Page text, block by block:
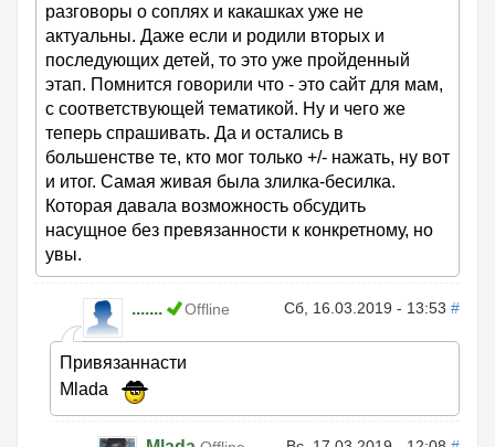
разговоры о соплях и какашках уже не
актуальны. Даже если и родили вторых и
последующих детей, то это уже пройденный
этап. Помнится говорили что - это сайт для мам,
с соответствующей тематикой. Ну и чего же
теперь спрашивать. Да и остались в
большенстве те, кто мог только +/- нажать, ну вот
и итог. Самая живая была злилка-бесилка.
Которая давала возможность обсудить
насущное без превязанности к конкретному, но
увы.
....... Offline Сб, 16.03.2019 - 13:53 #
Привязаннасти
Mlada